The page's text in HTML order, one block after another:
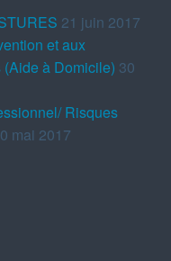
21 juin 2017
et aux
à Domicile) 30
Risques
mai 2017